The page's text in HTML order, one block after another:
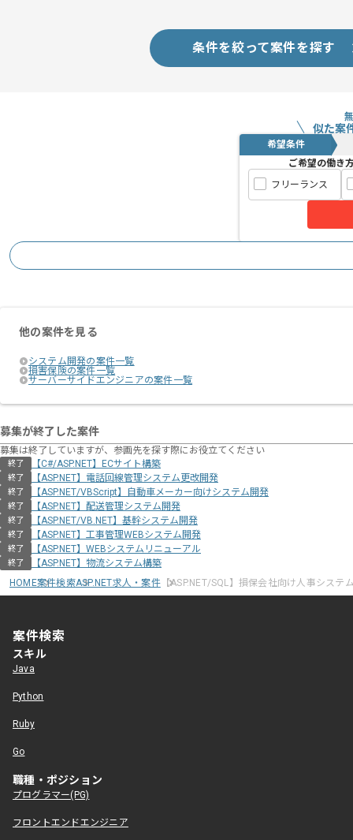
条件を絞って案件を探す
似た案
希望条件
ご希望の働き
フリーランス
他の案件を見る
システム開発の案件一覧
損害保険の案件一覧
サーバーサイドエンジニアの案件一覧
募集が終了した案件
募集は終了していますが、参画先を探す際にお役立てください
終了 【C#/ASP.NET】ECサイト構築
終了 【ASP.NET】電話回線管理システム更改開発
終了 【ASP.NET/VBScript】自動車メーカー向けシステム開発
終了 【ASP.NET】配送管理システム開発
終了 【ASP.NET/VB.NET】基幹システム開発
終了 【ASP.NET】工事管理WEBシステム開発
終了 【ASP.NET】WEBシステムリニューアル
終了
【ASP.NET】物流システム構築
HOME案件検索ASP.NET求人・案件【ASP.NET/SQL】損保会社向け人事システ
案件検索
スキル
Java
Python
Ruby
Go
職種・ポジション
プログラマー(PG)
フロントエンドエンジニア